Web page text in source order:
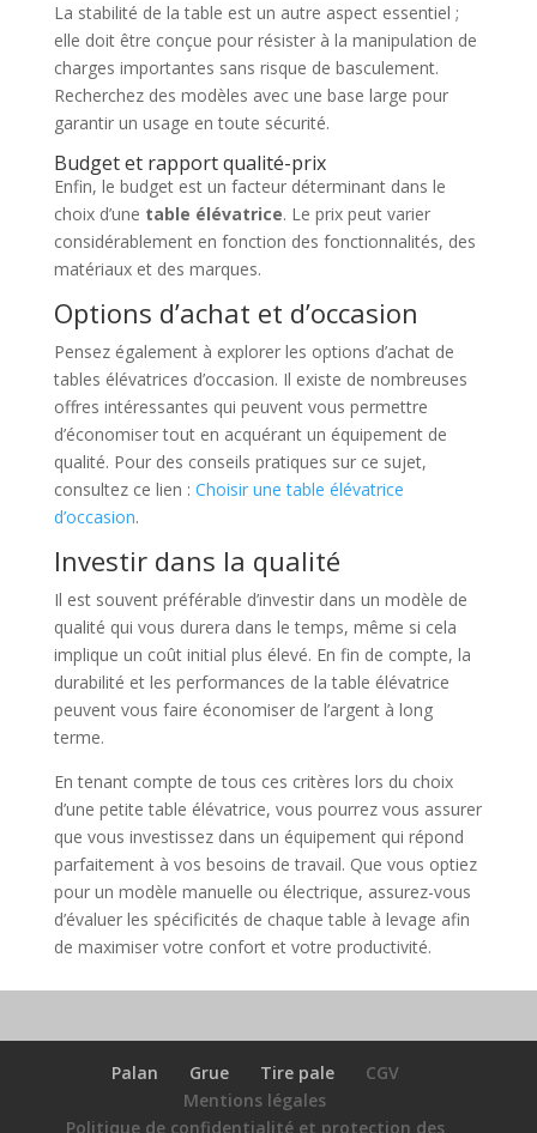
La stabilité de la table est un autre aspect essentiel ;
elle doit être conçue pour résister à la manipulation de
charges importantes sans risque de basculement.
Recherchez des modèles avec une base large pour
garantir un usage en toute sécurité.
Budget et rapport qualité-prix
Enfin, le budget est un facteur déterminant dans le
choix d’une table élévatrice. Le prix peut varier
considérablement en fonction des fonctionnalités, des
matériaux et des marques.
Options d’achat et d’occasion
Pensez également à explorer les options d’achat de
tables élévatrices d’occasion. Il existe de nombreuses
offres intéressantes qui peuvent vous permettre
d’économiser tout en acquérant un équipement de
qualité. Pour des conseils pratiques sur ce sujet,
consultez ce lien : Choisir une table élévatrice
d’occasion.
Investir dans la qualité
Il est souvent préférable d’investir dans un modèle de
qualité qui vous durera dans le temps, même si cela
implique un coût initial plus élevé. En fin de compte, la
durabilité et les performances de la table élévatrice
peuvent vous faire économiser de l’argent à long
terme.
En tenant compte de tous ces critères lors du choix
d’une petite table élévatrice, vous pourrez vous assurer
que vous investissez dans un équipement qui répond
parfaitement à vos besoins de travail. Que vous optiez
pour un modèle manuelle ou électrique, assurez-vous
d’évaluer les spécificités de chaque table à levage afin
de maximiser votre confort et votre productivité.
Palan Grue Tire pale
CGV
Mentions légales
Politique de confidentialité et protection des